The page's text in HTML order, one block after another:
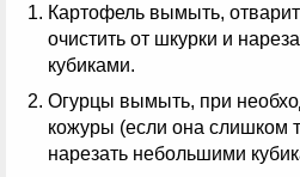
Картофель вымыть,
очистить от шкурки и
кубиками.
Огурцы вымыть, при
кожуры (если она слишком
нарезать небольшими